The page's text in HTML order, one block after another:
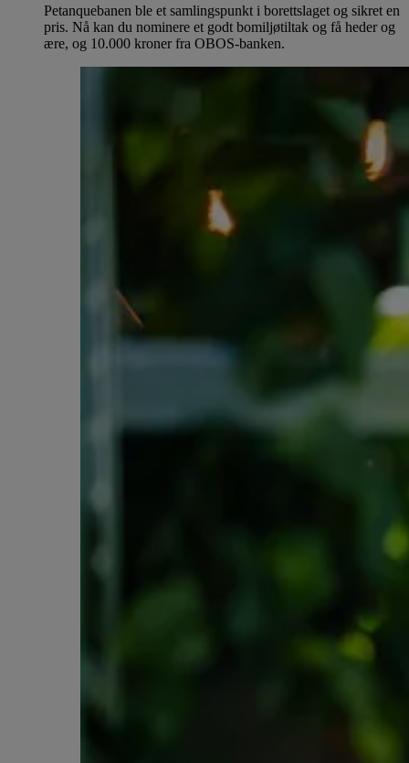
Petanquebanen ble et samlingspunkt i borettslaget og sikret en
pris. Nå kan du nominere et godt bomiljøtiltak og få heder og
ære, og 10.000 kroner fra OBOS-banken.